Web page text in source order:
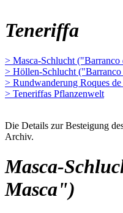
Teneriffa
> Masca-Schlucht ("Barranco
> Höllen-Schlucht
> Rundwanderung Roques de
> Teneriffas Pflanzenwelt
Die Details zur Besteigung
Archiv.
Masca-
Masca")